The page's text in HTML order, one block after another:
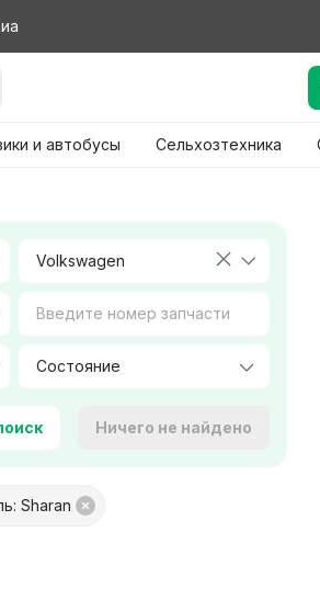
и автобусы Сельхозтехника
Volkswagen
Ничего не найдено
Sharan